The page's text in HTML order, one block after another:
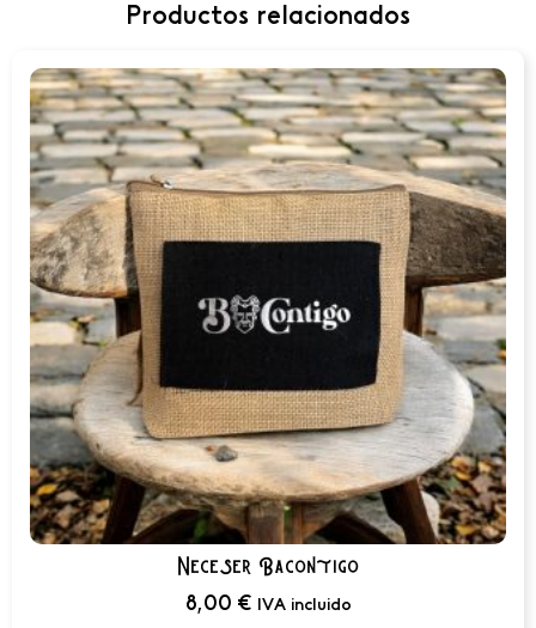
Productos relacionados
Neceser Bacontigo
8,00 € IVA incluido